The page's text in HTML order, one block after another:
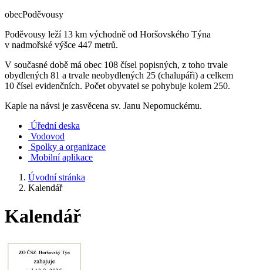
obecPoděvousy
Poděvousy leží 13 km východně od Horšovského Týna
v nadmořské výšce 447 metrů.
V současné době má obec 108 čísel popisných, z toho trvale
obydlených 81 a trvale neobydlených 25 (chalupáři) a celkem
10 čísel evidenčních. Počet obyvatel se pohybuje kolem 250.
Kaple na návsi je zasvěcena sv. Janu Nepomuckému.
Úřední deska
Vodovod
Spolky a organizace
Mobilní aplikace
Úvodní stránka
Kalendář
Kalendář